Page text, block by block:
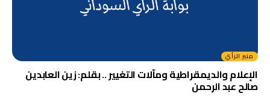
منبر الرأي
الإعلام والديمقراطية ومآلات التغيير .. بقلم: زين العابدين
صالح عبد الرحمن